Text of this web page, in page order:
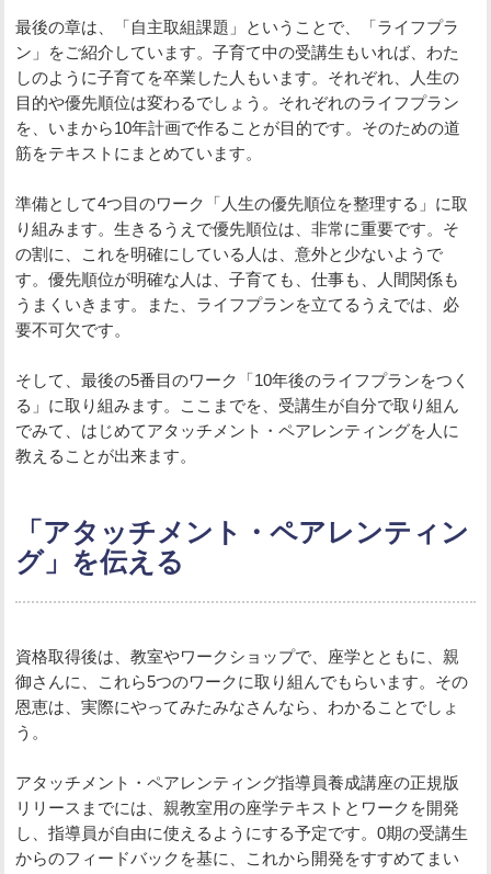
最後の章は、「自主取組課題」ということで、「ライフプラ
ン」をご紹介しています。子育て中の受講生もいれば、わた
しのように子育てを卒業した人もいます。それぞれ、人生の
目的や優先順位は変わるでしょう。それぞれのライフプラン
を、いまから10年計画で作ることが目的です。そのための道
筋をテキストにまとめています。
準備として4つ目のワーク「人生の優先順位を整理する」に取
り組みます。生きるうえで優先順位は、非常に重要です。そ
の割に、これを明確にしている人は、意外と少ないようで
す。優先順位が明確な人は、子育ても、仕事も、人間関係も
うまくいきます。また、ライフプランを立てるうえでは、必
要不可欠です。
そして、最後の5番目のワーク「10年後のライフプランをつく
る」に取り組みます。ここまでを、受講生が自分で取り組ん
でみて、はじめてアタッチメント・ペアレンティングを人に
教えることが出来ます。
「アタッチメント・ペアレンティン
グ」を伝える
資格取得後は、教室やワークショップで、座学とともに、親
御さんに、これら5つのワークに取り組んでもらいます。その
恩恵は、実際にやってみたみなさんなら、わかることでしょ
う。
アタッチメント・ペアレンティング指導員養成講座の正規版
リリースまでには、親教室用の座学テキストとワークを開発
し、指導員が自由に使えるようにする予定です。0期の受講生
からのフィードバックを基に、これから開発をすすめてまい